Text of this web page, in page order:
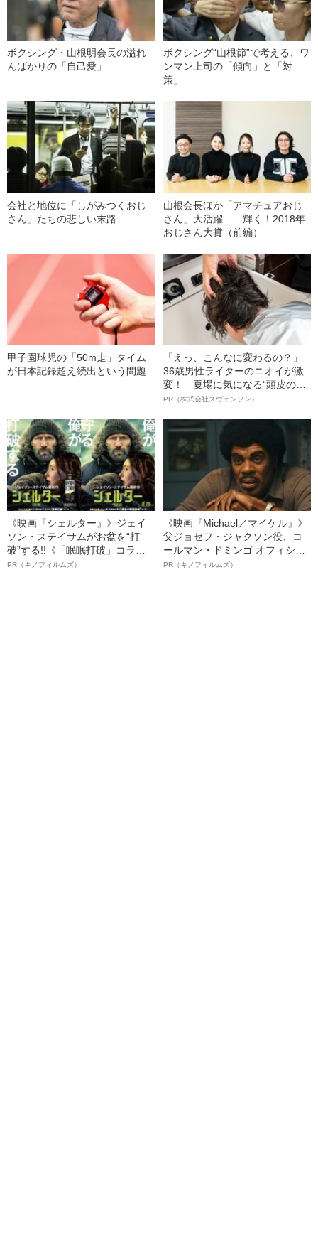
ボクシング・山根明会長の溢れ
んばかりの「自己愛」
ボクシング“山根節”で考える、ワ
ンマン上司の「傾向」と「対
策」
会社と地位に「しがみつくおじ
さん」たちの悲しい末路
山根会長ほか「アマチュアおじ
さん」大活躍――輝く！2018年
おじさん大賞（前編）
甲子園球児の「50m走」タイム
が日本記録超え続出という問題
「えっ、こんなに変わるの？」
36歳男性ライターのニオイが激
変！ 夏場に気になる“頭皮のニ
オイ”や“ベタつき”を解消す
ト”が生み出した徹底ケアとは
PR（株式会社スヴェンソン）
《映画『シェルター』》ジェイ
ソン・ステイサムがお盆を“打
破”する!!《「眠眠打破」コラ
ボ》
PR（キノフィルムズ）
《映画『Michael／マイケル』》
父ジョセフ・ジャクソン役、コ
ールマン・ドミンゴ オフィシャ
ルインタビュー“観客を魅了した
PR（キノフィルムズ）